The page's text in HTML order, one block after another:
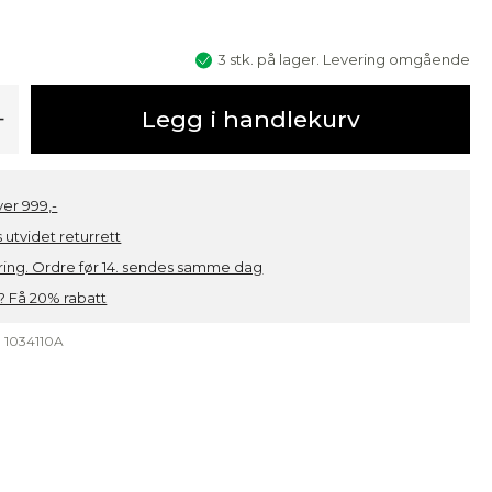
3 stk. på lager. Levering omgående
Legg i handlekurv
999,-
utvidet returrett
Ordre før 14. sendes samme dag
Få 20% rabatt
1034110A